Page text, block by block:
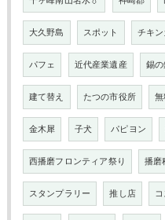
大久野島 スポット チキン
パフェ 近代産業遺産 錫の
建て替え たつの市役所 無
金木犀 子犬 パピヨン
西播磨フロンティア祭り 播磨
スタンプラリー 推し店